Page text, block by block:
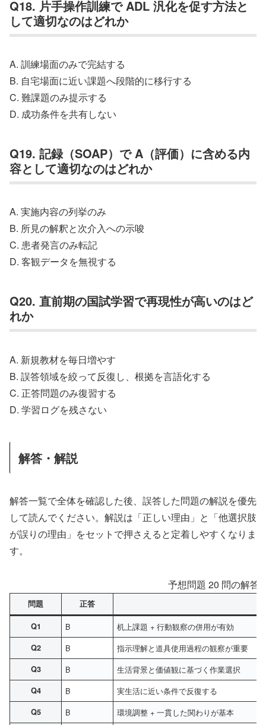
Q18. 片手操作訓練で ADL 汎化を促す方法と
して適切なのはどれか
A. 訓練場面のみで完結する
B. 自宅場面に近い課題へ段階的に移行する
C. 難課題のみ提示する
D. 成功条件を共有しない
Q19. 記録（SOAP）で A（評価）に含める内
容として適切なのはどれか
A. 実施内容の列挙のみ
B. 所見の解釈と次介入への示唆
C. 患者発言のみ転記
D. 客観データを無視する
Q20. 直前期の国試学習で再現性が高いのはど
れか
A. 新規教材を毎日増やす
B. 誤答領域を絞って反復し、根拠を言語化する
C. 正答問題のみ復習する
D. 学習ログを残さない
解答・解説
解答一覧で全体を確認した後、誤答した問題の解説を優先
して読んでください。解説は「正しい理由」と「他選択肢
が誤りの理由」をセットで押さえると定着しやすくなりま
す。
予想問題 20 問の解答
問題 正答
Q1 B 机上課題 + 行動観察の併用が有効
Q2 B 指示理解と道具使用過程の観察が重要
Q3 B 生活背景と価値観に基づく作業選択
Q4 B 実生活に近い条件で反復する
Q5 B 環境調整 + 一貫した関わりが基本